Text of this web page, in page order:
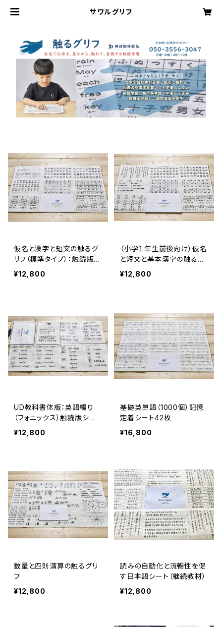
サワルグリフ
仮名と漢字と短文の触るグ
リフ（標準タイプ）：触読版2
2枚＋説明書＋評価用紙セ
¥12,800
（小学１年生前後向け）仮名
と短文と基本漢字の触るグ
リフ：触読版22枚＋説明書
＋評価用紙セット
¥12,800
UD教科書体版：英語綴り
（フォニックス）触読版シー
ト
¥12,800
基礎英単語（1000個）記憶
定着シート42枚
¥16,800
数量と四則演算の触るグリ
フ
¥12,800
読みの自動化と流暢性を促
す日本語シート（継続教材）
¥12,800